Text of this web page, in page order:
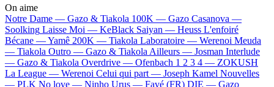
On aime
Notre Dame — Gazo & Tiakola 100K — Gazo Casanova —
Soolking Laisse Moi — KeBlack Saiyan — Heuss L'enfoiré
Bécane —Yamê 200K — Tiakola Laboratoire — Werenoi Meuda
— Tiakola Outro — Gazo & Tiakola Ailleurs — Josman Interlude
— Gazo & Tiakola Overdrive — Ofenbach 1 2 3 4 — ZOKUSH
La League — Werenoi Celui qui part — Joseph Kamel Nouvelles
— PLK No love — Ninho Urus — Favé (FR) DIE — Gazo